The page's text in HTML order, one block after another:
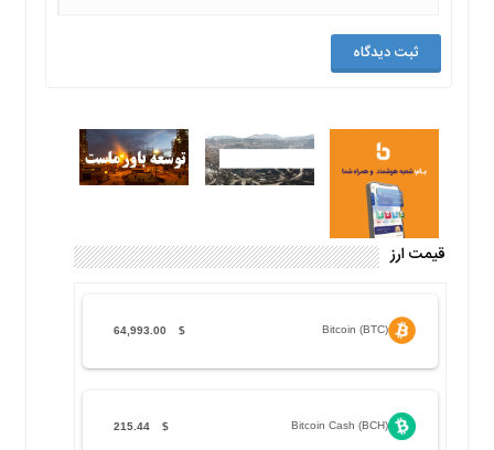
قیمت ارز
Bitcoin (BTC)
$
64,993.00
Bitcoin Cash (BCH)
$
215.44